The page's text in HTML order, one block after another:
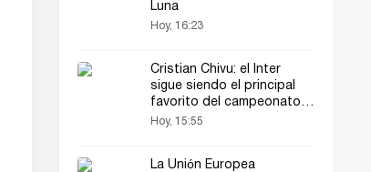
Luna
Hoy, 16:23
Cristian Chivu: el Inter
sigue siendo el principal
favorito del campeonato
italiano
Hoy, 15:55
La Unión Europea